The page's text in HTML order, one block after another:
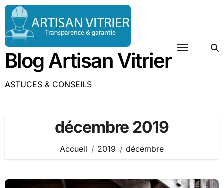
Passer
contenu
Blog Artisan Vitrier
ASTUCES & CONSEILS
décembre 2019
Accueil 2019 décembre